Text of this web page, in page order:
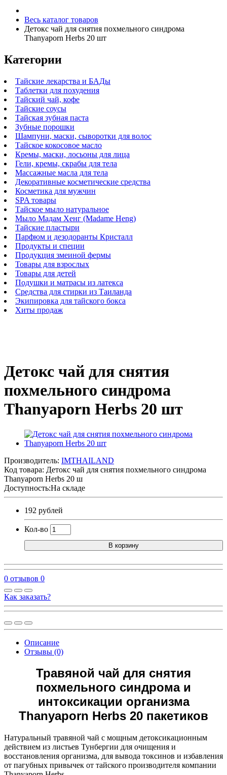
Весь каталог товаров
Детокс чай для снятия похмельного синдрома
Thanyaporn Herbs 20 шт
Категории
Тайские лекарства и БАДы
Таблетки для похудения
Тайский чай, кофе
Тайские соусы
Тайская зубная паста
Зубные порошки
Шампуни, маски, сыворотки для волос
Тайское кокосовое масло
Кремы, маски, лосьоны для лица
Гели, кремы, скрабы для тела
Массажные масла для тела
Декоративные косметические средства
Косметика для мужчин
SPA товары
Тайское мыло натуральное
Мыло Мадам Хенг (Madame Heng)
Тайские пластыри
Парфюм и дезодоранты Кристалл
Продукты и специи
Продукция змеиной фермы
Товары для взрослых
Товары для детей
Подушки и матрасы из латекса
Средства для стирки из Таиланда
Экипировка для тайского бокса
Хиты продаж
Детокс чай для снятия
похмельного синдрома
Thanyaporn Herbs 20 шт
Производитель: IMTHAILAND
Код товара: Детокс чай для снятия похмельного синдрома
Thanyaporn Herbs 20 ш
Доступность:На складе
192 рублей
Кол-во
В корзину
0 отзывов 0
Как заказать?
Описание
Отзывы (0)
Травяной чай для снятия
похмельного синдрома и
интоксикации организма
Thanyaporn Herbs 20 пакетиков
Натуральный травяной чай с мощным детоксикационным
действием из листьев Тунбергии для очищения и
восстановления организма, для вывода токсинов и избавления
от пагубных привычек от тайского производителя компании